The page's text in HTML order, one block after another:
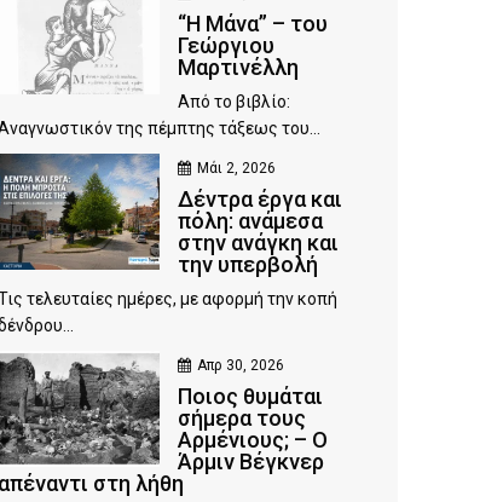
“Η Μάνα” – του
Γεώργιου
Μαρτινέλλη
Από το βιβλίο:
της πέμπτης τάξεως του...
Μάι 2, 2026
Δέντρα έργα και
πόλη: ανάμεσα
στην ανάγκη και
την υπερβολή
τελευταίες ημέρες, με αφορμή την κοπή
Απρ 30, 2026
Ποιος θυμάται
σήμερα τους
Αρμένιους; – Ο
Άρμιν Βέγκνερ
απέναντι στη λήθη